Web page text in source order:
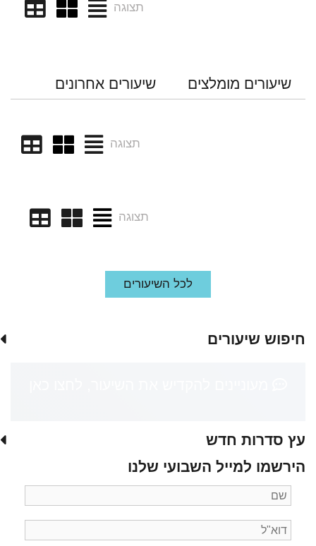
תצוגה
שיעורים מומלצים שיעורים אחרונים
תצוגה
תצוגה
לכל השיעורים
חיפוש שיעורים
עץ סדרות חדש
הירשמו למייל השבועי שלנו